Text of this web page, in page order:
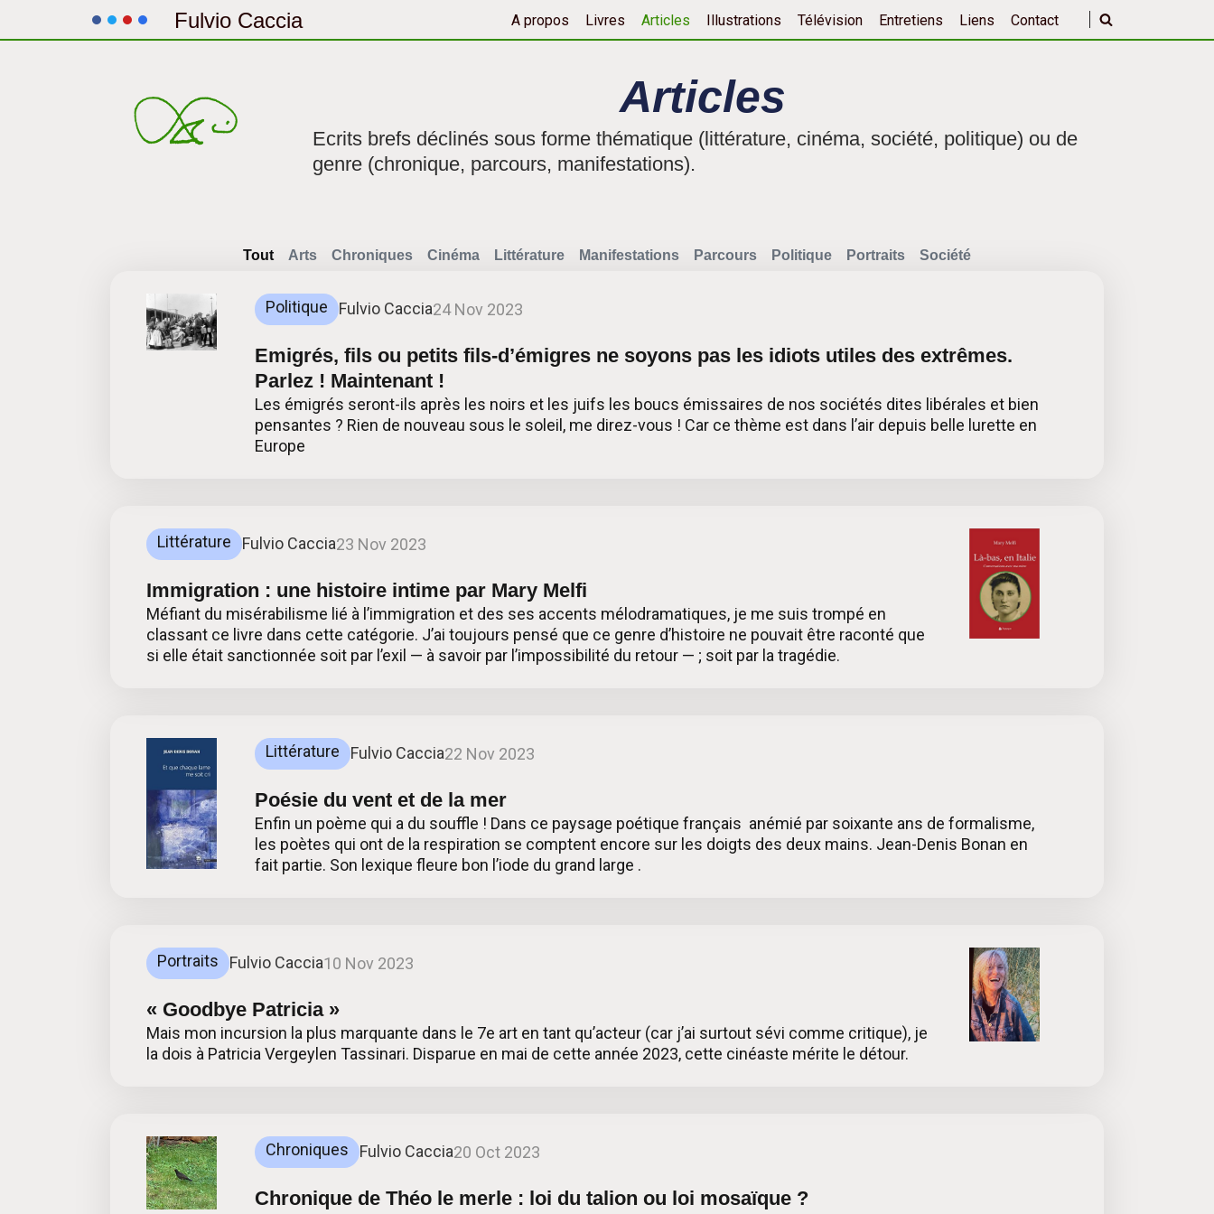
Fulvio Caccia A propos Livres Articles Illustrations Télévision Entretiens Liens Contact
Articles
Ecrits brefs déclinés sous forme thématique (littérature, cinéma, société, politique) ou de
genre (chronique, parcours, manifestations).
Arts Chroniques Cinéma Littérature Manifestations Parcours Politique Portraits Société
Tout
Politique Fulvio Caccia24 Nov 2023
Emigrés, fils ou petits fils-d’émigres ne soyons pas les idiots utiles des extrêmes.
Parlez ! Maintenant !
Les émigrés seront-ils après les noirs et les juifs les boucs émissaires de nos sociétés dites libérales et bien
pensantes ? Rien de nouveau sous le soleil, me direz-vous ! Car ce thème est dans l’air depuis belle lurette en
Europe
Littérature Fulvio Caccia23 Nov 2023
Immigration : une histoire intime par Mary Melfi
Méfiant du misérabilisme lié à l’immigration et des ses accents mélodramatiques, je me suis trompé en
classant ce livre dans cette catégorie. J’ai toujours pensé que ce genre d’histoire ne pouvait être raconté que
si elle était sanctionnée soit par l’exil — à savoir par l’impossibilité du retour — ; soit par la tragédie.
Littérature Fulvio Caccia22 Nov 2023
Poésie du vent et de la mer
Enfin un poème qui a du souffle ! Dans ce paysage poétique français anémié par soixante ans de formalisme,
les poètes qui ont de la respiration se comptent encore sur les doigts des deux mains. Jean-Denis Bonan en
fait partie. Son lexique fleure bon l’iode du grand large .
Portraits Fulvio Caccia10 Nov 2023
« Goodbye Patricia »
Mais mon incursion la plus marquante dans le 7e art en tant qu’acteur (car j’ai surtout sévi comme critique), je
la dois à Patricia Vergeylen Tassinari. Disparue en mai de cette année 2023, cette cinéaste mérite le détour.
Chroniques Fulvio Caccia20 Oct 2023
Chronique de Théo le merle : loi du talion ou loi mosaïque ?